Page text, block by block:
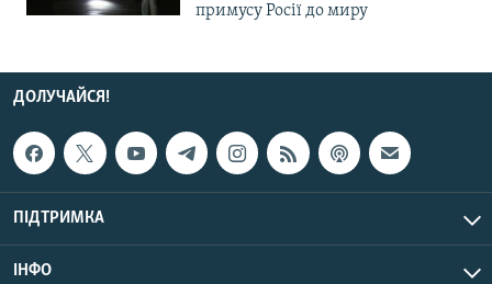
примусу Росії до миру
ДОЛУЧАЙСЯ!
ПІДТРИМКА
ІНФО